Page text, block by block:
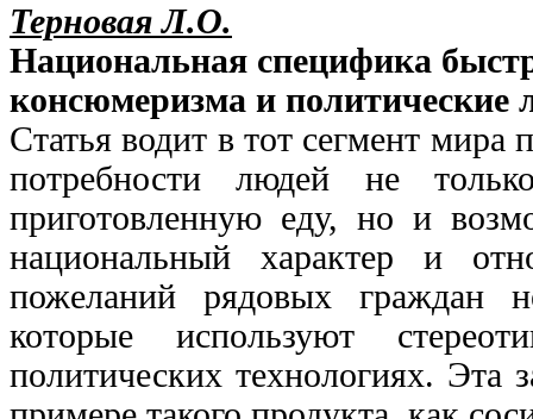
Терновая Л.О.
Национальная специфика
консюмеризма и политические
Статья водит в тот сегмент мира
потребности людей не
приготовленную еду, но и
национальный характер и
пожеланий рядовых граждан
которые используют
политических технологиях. Эта